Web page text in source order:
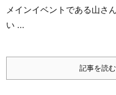
メインイベントである山さ
い ...
記事を読む